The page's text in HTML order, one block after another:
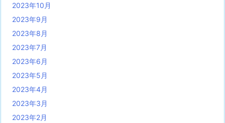
2023年10月
2023年9月
2023年8月
2023年7月
2023年6月
2023年5月
2023年4月
2023年3月
2023年2月